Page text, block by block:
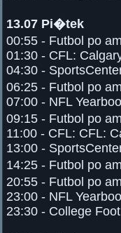
13.07 Pi�tek
00:55 - Futbol po
01:30 - CFL:
04:30 -
06:25 - Futbol po
07:00 - NFL
09:15 - Futbol po
11:00 - CFL: CFL:
13:00 -
14:25 - Futbol po
20:55 - Futbol po
23:00 - NFL
23:30 - College